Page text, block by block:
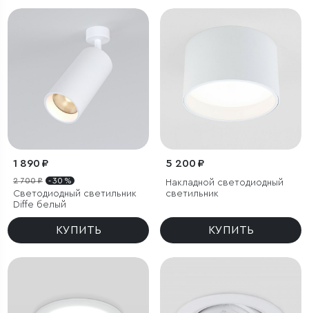
1 890 ₽
2 700 ₽ - 30 %
Светодиодный светильник
Diffe белый
КУПИТЬ
5 200 ₽
Накладной светодиодный
светильник
КУПИТЬ